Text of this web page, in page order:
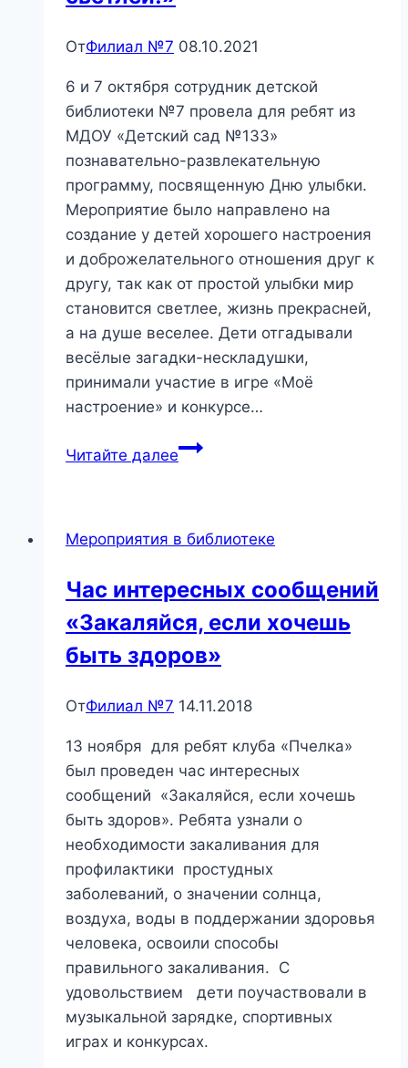
ОтФилиал №7 08.10.2021
6 и 7 октября сотрудник детской
библиотеки №7 провела для ребят из
МДОУ «Детский сад №133»
познавательно-развлекательную
программу, посвященную Дню улыбки.
Мероприятие было направлено на
создание у детей хорошего настроения
и доброжелательного отношения друг к
другу, так как от простой улыбки мир
становится светлее, жизнь прекрасней,
а на душе веселее. Дети отгадывали
весёлые загадки-нескладушки,
принимали участие в игре «Моё
настроение» и конкурсе…
Читайте далее«От
светлей!»
Мероприятия в библиотеке
Час интересных сообщений
«Закаляйся, если хочешь
быть здоров»
ОтФилиал №7 14.11.2018
13 ноября для ребят клуба «Пчелка»
был проведен час интересных
сообщений «Закаляйся, если хочешь
быть здоров». Ребята узнали о
необходимости закаливания для
профилактики простудных
заболеваний, о значении солнца,
воздуха, воды в поддержании здоровья
человека, освоили способы
правильного закаливания. С
удовольствием дети поучаствовали в
музыкальной зарядке, спортивных
играх и конкурсах.